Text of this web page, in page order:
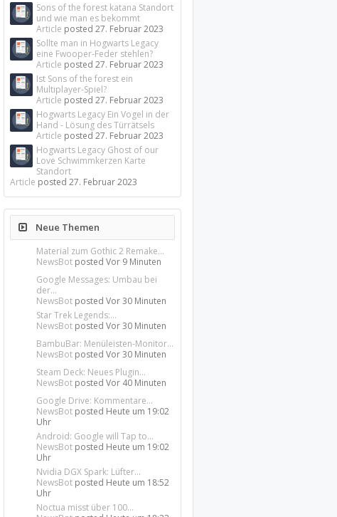
Sons of the forest katana Standort
und wie man es bekommt
Article posted27. Februar 2023
Sollte man in Hogwarts Legacy
eine Fwooper-Feder stehlen?
Article posted27. Februar 2023
Ist Sons of the forest ein
Multiplayer-Spiel?
Article posted27. Februar 2023
Hogwarts Legacy Ein Vogel in der
Hand - Lösung des Türrätsels
Article posted27. Februar 2023
Hogwarts Legacy Ghost of our
Love Schwimmkerzen Karte
Standort
Article posted27. Februar 2023
Neue Themen
Material zum Gothic 2 Remake...
NewsBot postedVor 9 Minuten
Google Messages: Umbau bei
der...
NewsBot postedVor 30 Minuten
Star Trek Legends:...
NewsBot postedVor 30 Minuten
BambuBar: Menüleisten-Monitor...
NewsBot postedVor 30 Minuten
Steam Deck: Neues Plugin...
NewsBot postedVor 40 Minuten
Google Drive: Kommentare...
NewsBot posted Heute um 19:02
Uhr
Android: Google will Tap to...
NewsBot posted Heute um 19:02
Uhr
Nvidia DGX Spark: Lüfter...
NewsBot posted Heute um 18:52
Uhr
Noctua misst über 100...